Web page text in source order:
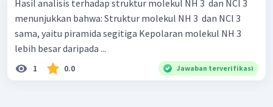
Hasil analisis terhadap struktur molekul NH 3 ​ dan NCl 3 ​
menunjukkan bahwa: Struktur molekul NH 3 ​ dan NCl 3 ​
sama, yaitu piramida segitiga Kepolaran molekul NH 3 ​
lebih besar daripada ...
1 0.0 Jawaban terverifikasi